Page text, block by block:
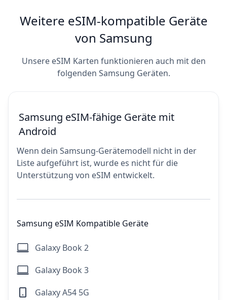
Weitere eSIM-kompatible Geräte
von Samsung
Unsere eSIM Karten funktionieren auch mit den
folgenden Samsung Geräten.
Samsung eSIM-fähige Geräte mit
Android
Wenn dein Samsung-Gerätemodell nicht in der
Liste aufgeführt ist, wurde es nicht für die
Unterstützung von eSIM entwickelt.
Samsung eSIM Kompatible Geräte
Galaxy Book 2
Galaxy Book 3
Galaxy A54 5G